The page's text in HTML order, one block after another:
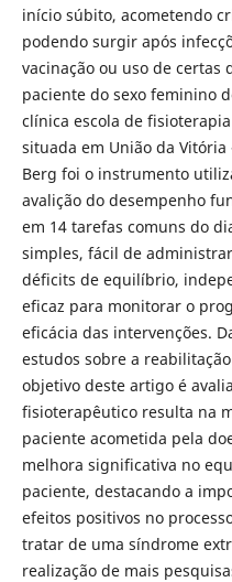
início súbito, acometendo
podendo surgir após
vacinação ou uso de certas
paciente do sexo feminino
clínica escola de
situada em União da
Berg foi o instrumento
avalição do desempenho
em 14 tarefas comuns do
simples, fácil de
déficits de equilíbrio,
eficaz para monitorar o
eficácia das intervenções.
estudos sobre a
objetivo deste artigo é
fisioterapêutico resulta na
paciente acometida pela
melhora significativa no
paciente, destacando a
efeitos positivos no
tratar de uma síndrome
realização de mais